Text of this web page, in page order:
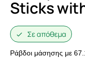
Sticks
Σε απόθεμα
Ράβδοι μάσησης με